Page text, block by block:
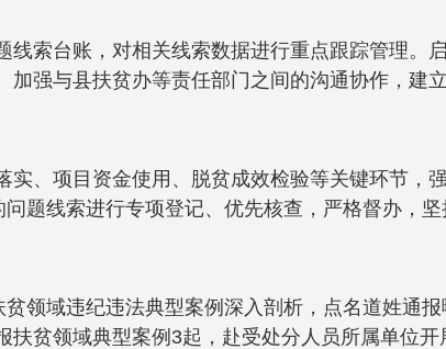
线索台账，对相关线索数据进行重点跟踪管理
强与县扶贫办等责任部门之间的沟通协作，建
、项目资金使用、脱贫成效检验等关键环节，
题线索进行专项登记、优先核查，严格督办，
领域违纪违法典型案例深入剖析，点名道姓通
扶贫领域典型案例3起，赴受处分人员所属单位